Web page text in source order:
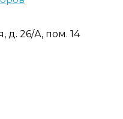
д. 26/А, пом. 14